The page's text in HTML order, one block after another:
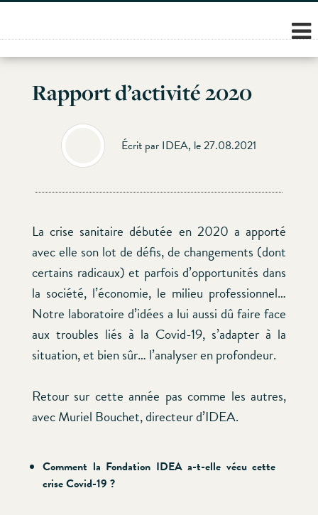
Skip
content
Rapport d’activité 2020
Écrit par IDEA, le 27.08.2021
La crise sanitaire débutée en 2020 a apporté
avec elle son lot de défis, de changements (dont
certains radicaux) et parfois d’opportunités dans
la société, l’économie, le milieu professionnel…
Notre laboratoire d’idées a lui aussi dû faire face
aux troubles liés à la Covid-19, s’adapter à la
situation, et bien sûr… l’analyser en profondeur.
Retour sur cette année pas comme les autres,
avec Muriel Bouchet, directeur d’IDEA.
Comment la Fondation IDEA a-t-elle vécu cette
crise Covid-19 ?